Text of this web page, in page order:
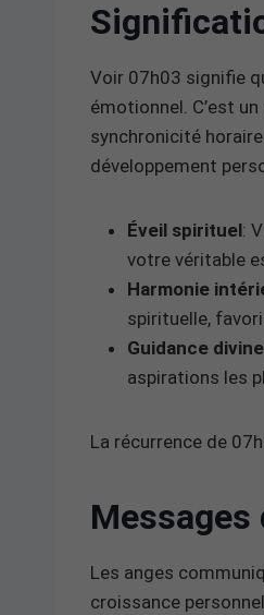
Voir 07h03 signifie
émotionnel. C’est
synchronicité
développement
Éveil spirituel:
votre véritable
Harmonie
spirituelle,
Guidance divine
aspirations les
La récurrence de
Messages
Les anges
croissance